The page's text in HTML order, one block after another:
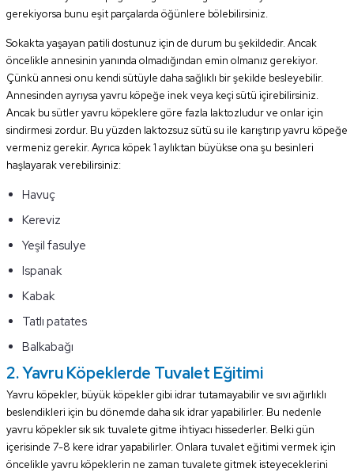
gerekiyorsa bunu eşit parçalarda öğünlere bölebilirsiniz.
Sokakta yaşayan patili dostunuz için de durum bu şekildedir. Ancak
öncelikle annesinin yanında olmadığından emin olmanız gerekiyor.
Çünkü annesi onu kendi sütüyle daha sağlıklı bir şekilde besleyebilir.
Annesinden ayrıysa yavru köpeğe inek veya keçi sütü içirebilirsiniz.
Ancak bu sütler yavru köpeklere göre fazla laktozludur ve onlar için
sindirmesi zordur. Bu yüzden laktozsuz sütü su ile karıştırıp yavru köpeğe
vermeniz gerekir. Ayrıca köpek 1 aylıktan büyükse ona şu besinleri
haşlayarak verebilirsiniz:
Havuç
Kereviz
Yeşil fasulye
Ispanak
Kabak
Tatlı patates
Balkabağı
2. Yavru Köpeklerde Tuvalet Eğitimi
Yavru köpekler, büyük köpekler gibi idrar tutamayabilir ve sıvı ağırlıklı
beslendikleri için bu dönemde daha sık idrar yapabilirler. Bu nedenle
yavru köpekler sık sık tuvalete gitme ihtiyacı hissederler. Belki gün
içerisinde 7-8 kere idrar yapabilirler. Onlara tuvalet eğitimi vermek için
öncelikle yavru köpeklerin ne zaman tuvalete gitmek isteyeceklerini